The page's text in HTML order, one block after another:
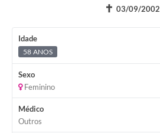
✝ 03/09/2002
Idade
58 ANOS
Sexo
Feminino
Médico
Outros